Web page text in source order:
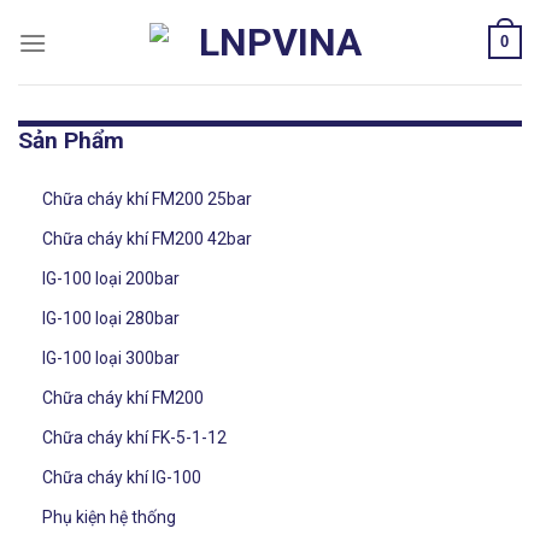
0
Sản Phẩm
Chữa cháy khí FM200 25bar
Chữa cháy khí FM200 42bar
IG-100 loại 200bar
IG-100 loại 280bar
IG-100 loại 300bar
Chữa cháy khí FM200
Chữa cháy khí FK-5-1-12
Chữa cháy khí IG-100
Phụ kiện hệ thống